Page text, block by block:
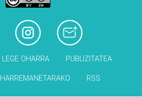
LEGE OHARRA PUBLIZITATEA
HARREMANETARAKO RSS